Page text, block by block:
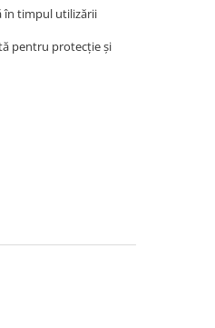
în timpul utilizării
pentru protecție și